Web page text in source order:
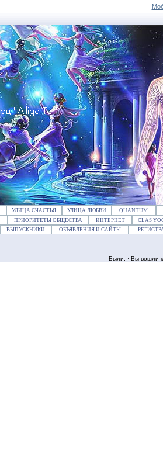
УЛИЦА СЧАСТЬЯ УЛИЦА ЛЮБВИ QUANTUM
ПРИОРИТЕТЫ ОБЩЕСТВА ИНТЕРНЕТ CLAS
ВЫПУСКНИКИ ОБЪЯВЛЕНИЯ И САЙТЫ
Были: · Вы вошли